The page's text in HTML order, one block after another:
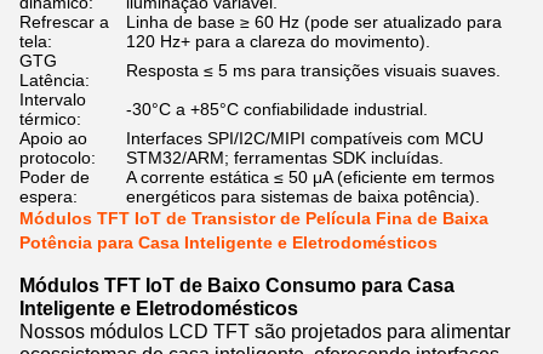
Refrescar a
tela:
Linha de base ≥ 60 Hz (pode ser atualizado para
120 Hz+ para a clareza do movimento).
GTG
Latência:
Resposta ≤ 5 ms para transições visuais suaves.
Intervalo
térmico:
-30°C a +85°C confiabilidade industrial.
Apoio ao
protocolo:
Interfaces SPI/I2C/MIPI compatíveis com MCU
STM32/ARM; ferramentas SDK incluídas.
Poder de
espera:
A corrente estática ≤ 50 μA (eficiente em termos
energéticos para sistemas de baixa potência).
Módulos TFT IoT de Transistor de Película Fina de Baixa
Potência para Casa Inteligente e Eletrodomésticos
Módulos TFT IoT de Baixo Consumo para Casa
Inteligente e Eletrodomésticos
Nossos módulos LCD TFT são projetados para alimentar